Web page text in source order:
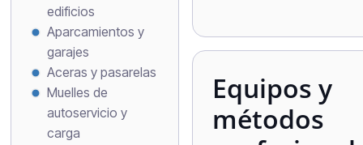
edificios
Aparcamientos y
garajes
Aceras y pasarelas
Muelles de
autoservicio y
carga
Equipos y
métodos